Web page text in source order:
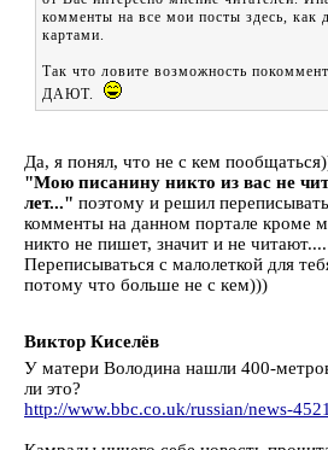
комменты на все мои посты здесь, как
картами.
Так что ловите возможность
ДАЮТ.
Да, я понял, что не с кем
"Мою писанину никто из вас не
лет..." поэтому и решил
комменты на данном портале кроме
никто не пишет, значит и не читают....
Переписываться с малолеткой для
потому что больше не с кем)))
Виктор Киселёв
У матери Володина нашли 400-
ли это?
http://www.bbc.co.uk/russian/news-